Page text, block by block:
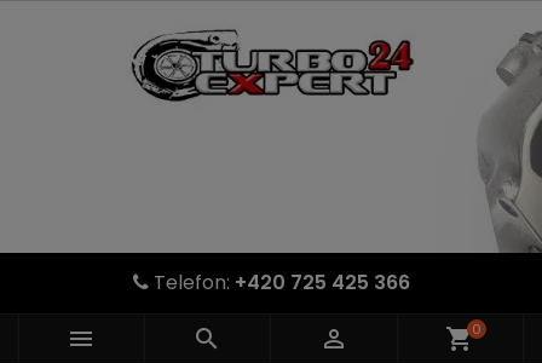
Telefon: +420 725 425 366
   shopping_cart0